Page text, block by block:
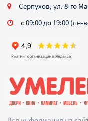
Серпухов, ул. 8-го
с 09:00 до 19:00 (пн-